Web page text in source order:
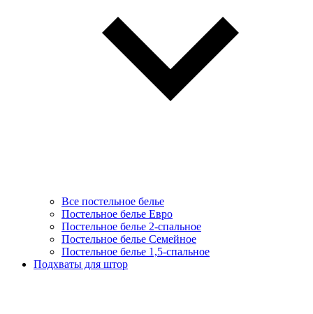
Все постельное белье
Постельное белье Евро
Постельное белье 2-спальное
Постельное белье Семейное
Постельное белье 1,5-спальное
Подхваты для штор